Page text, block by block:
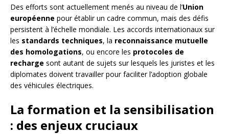
Des efforts sont actuellement menés au niveau de l’Union
européenne pour établir un cadre commun, mais des défis
persistent à l’échelle mondiale. Les accords internationaux sur
les standards techniques, la reconnaissance mutuelle
des homologations, ou encore les protocoles de
recharge sont autant de sujets sur lesquels les juristes et les
diplomates doivent travailler pour faciliter l’adoption globale
des véhicules électriques.
La formation et la sensibilisation
: des enjeux cruciaux